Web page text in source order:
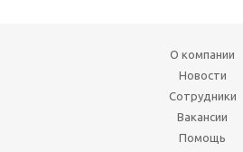
О компании
Новости
Сотрудники
Вакансии
Помощь